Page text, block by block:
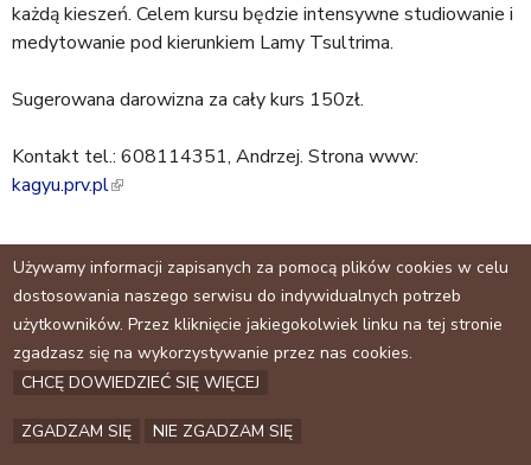
każdą kieszeń. Celem kursu będzie intensywne studiowanie i
medytowanie pod kierunkiem Lamy Tsultrima.
Sugerowana darowizna za cały kurs 150zł.
Kontakt tel.: 608114351, Andrzej. Strona www:
kagyu.prv.pl(
i
n
k
i
s
e
t
Tagi:wydarzenia
Facebook
Archiwum
Kontakt
Używamy informacji zapisanych za pomocą plików cookies w celu
dostosowania naszego serwisu do indywidualnych potrzeb
użytkowników. Przez kliknięcie jakiegokolwiek linku na tej stronie
zgadzasz się na wykorzystywanie przez nas cookies.
CHCĘ DOWIEDZIEĆ SIĘ WIĘCEJ
ZGADZAM SIĘ NIE ZGADZAM SIĘ